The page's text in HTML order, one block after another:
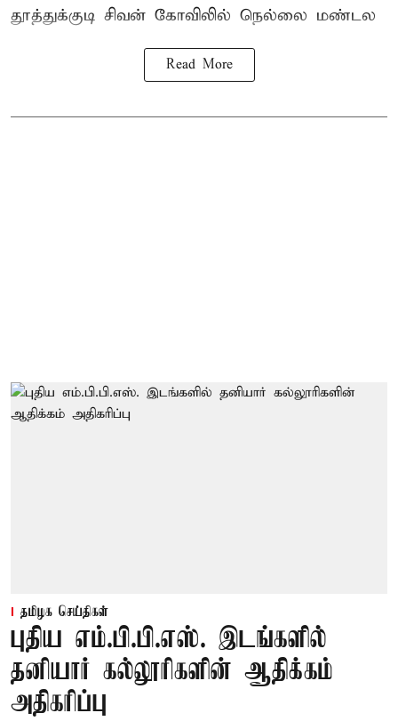
தூத்துக்குடி சிவன் கோவிலில் நெல்லை மண்டல
Read More
தமிழக செய்திகள்
புதிய எம்.பி.பி.எஸ். இடங்களில்
தனியார் கல்லூரிகளின் ஆதிக்கம்
அதிகரிப்பு